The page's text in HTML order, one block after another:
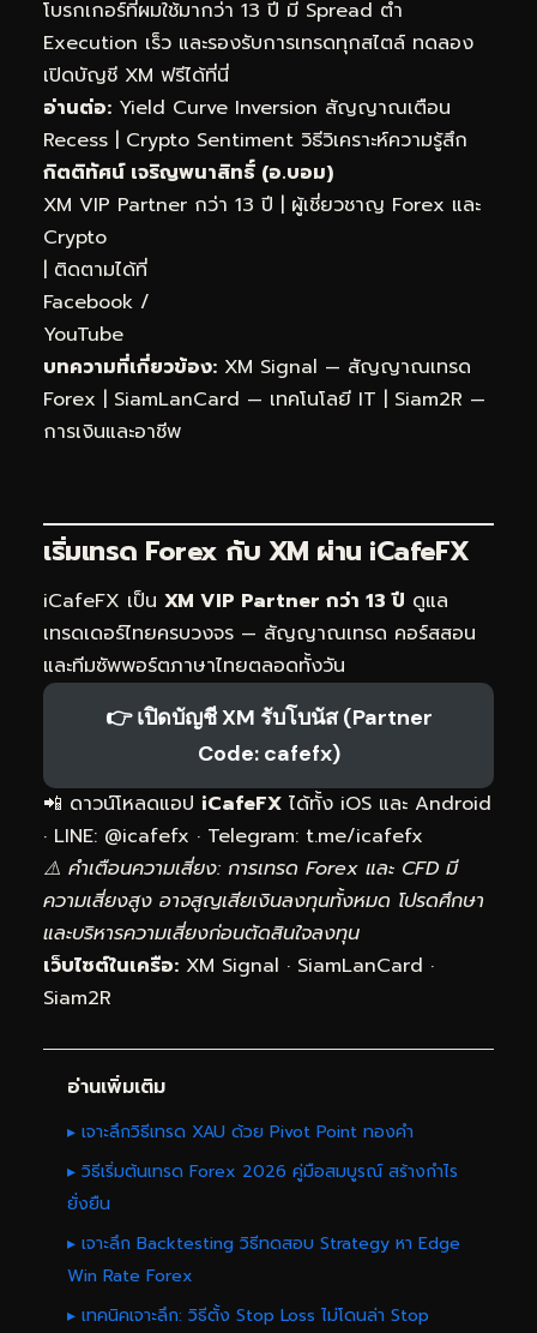
โบรกเกอร์ที่ผมใช้มากว่า 13 ปี มี Spread ต่ำ
Execution เร็ว และรองรับการเทรดทุกสไตล์ ทดลอง
เปิดบัญชี XM ฟรีได้ที่นี่
อ่านต่อ: Yield Curve Inversion สัญญาณเตือน
Recess | Crypto Sentiment วิธีวิเคราะห์ความรู้สึก
กิตติทัศน์ เจริญพนาสิทธิ์ (อ.บอม)
XM VIP Partner กว่า 13 ปี | ผู้เชี่ยวชาญ Forex และ
Crypto
| ติดตามได้ที่
Facebook /
YouTube
บทความที่เกี่ยวข้อง: XM Signal — สัญญาณเทรด
Forex | SiamLanCard — เทคโนโลยี IT | Siam2R —
การเงินและอาชีพ
เริ่มเทรด Forex กับ XM ผ่าน iCafeFX
iCafeFX เป็น XM VIP Partner กว่า 13 ปี ดูแล
เทรดเดอร์ไทยครบวงจร — สัญญาณเทรด คอร์สสอน
และทีมซัพพอร์ตภาษาไทยตลอดทั้งวัน
👉 เปิดบัญชี XM รับโบนัส (Partner
Code: cafefx)
📲 ดาวน์โหลดแอป iCafeFX ได้ทั้ง iOS และ Android
· LINE: @icafefx · Telegram: t.me/icafefx
⚠️ คำเตือนความเสี่ยง: การเทรด Forex และ CFD มี
ความเสี่ยงสูง อาจสูญเสียเงินลงทุนทั้งหมด โปรดศึกษา
และบริหารความเสี่ยงก่อนตัดสินใจลงทุน
เว็บไซต์ในเครือ: XM Signal · SiamLanCard ·
Siam2R
อ่านเพิ่มเติม
▸ เจาะลึกวิธีเทรด XAU ด้วย Pivot Point ทองคำ
▸ วิธีเริ่มต้นเทรด Forex 2026 คู่มือสมบูรณ์ สร้างกำไร
ยั่งยืน
▸ เจาะลึก Backtesting วิธีทดสอบ Strategy หา Edge
Win Rate Forex
▸ เทคนิคเจาะลึก: วิธีตั้ง Stop Loss ไม่โดนล่า Stop